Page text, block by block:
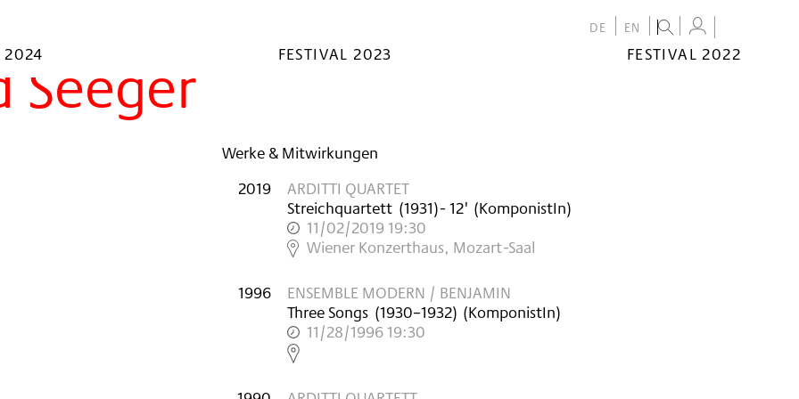
DE EN
2024 FESTIVAL 2023
FESTIVAL 2022
Seeger
Werke & Mitwirkungen
2019
ARDITTI QUARTET
Streichquartett (1931)- 12' (KomponistIn)
11/02/2019 19:30
,
Wiener Konzerthaus, Mozart-Saal
1996
ENSEMBLE MODERN / BENJAMIN
Three Songs (1930–1932) (KomponistIn)
11/28/1996 19:30
,